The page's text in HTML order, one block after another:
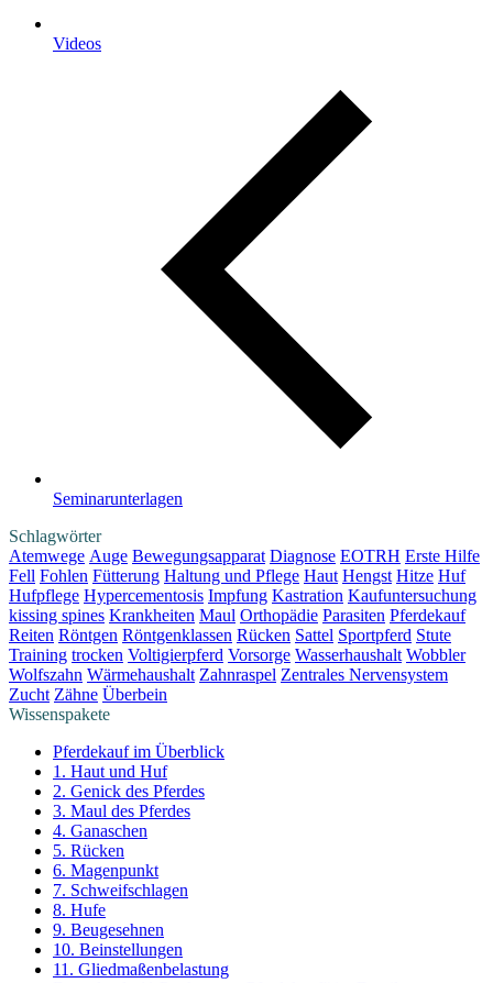
Videos
Seminarunterlagen
Schlagwörter
Atemwege Auge Bewegungsapparat Diagnose EOTRH Erste Hilfe
Fell Fohlen Fütterung Haltung und Pflege Haut Hengst Hitze Huf
Hufpflege Hypercementosis Impfung Kastration Kaufuntersuchung
kissing spines Krankheiten Maul Orthopädie Parasiten Pferdekauf
Reiten Röntgen Röntgenklassen Rücken Sattel Sportpferd Stute
Training trocken Voltigierpferd Vorsorge Wasserhaushalt Wobbler
Wolfszahn Wärmehaushalt Zahnraspel Zentrales Nervensystem
Zucht Zähne Überbein
Wissenspakete
Pferdekauf im Überblick
1. Haut und Huf
2. Genick des Pferdes
3. Maul des Pferdes
4. Ganaschen
5. Rücken
6. Magenpunkt
7. Schweifschlagen
8. Hufe
9. Beugesehnen
10. Beinstellungen
11. Gliedmaßenbelastung